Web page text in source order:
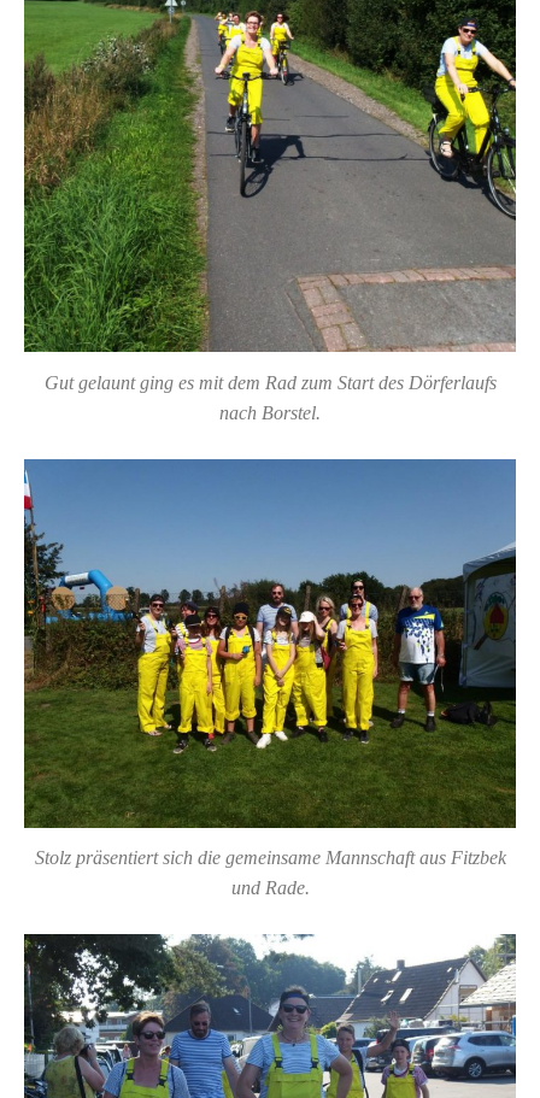
Gut gelaunt ging es mit dem Rad zum Start des Dörferlaufs
nach Borstel.
Stolz präsentiert sich die gemeinsame Mannschaft aus Fitzbek
und Rade.